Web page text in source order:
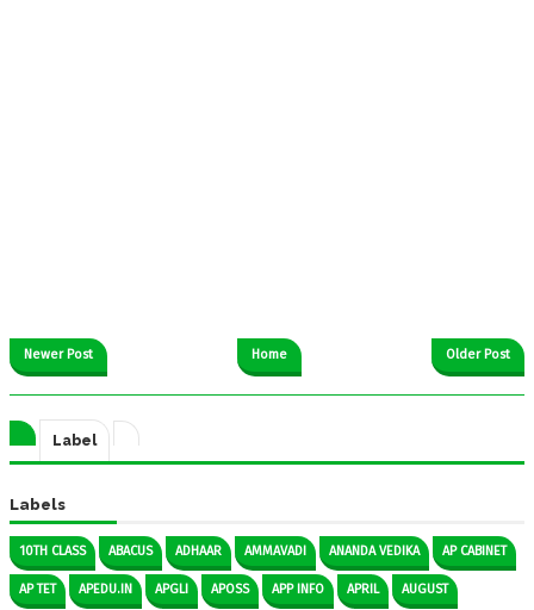
Newer Post Older Post
Home
Label
Labels
10TH CLASS ABACUS ADHAAR AMMAVADI ANANDA VEDIKA AP CABINET
AP TET APEDU.IN APGLI APOSS APP INFO APRIL AUGUST